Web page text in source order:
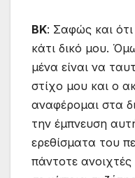
ΒΚ: Σαφώς και
κάτι δικό μου.
μένα είναι να
στίχο μου και ο
αναφέρομαι στα
την έμπνευση
ερεθίσματα του
πάντοτε